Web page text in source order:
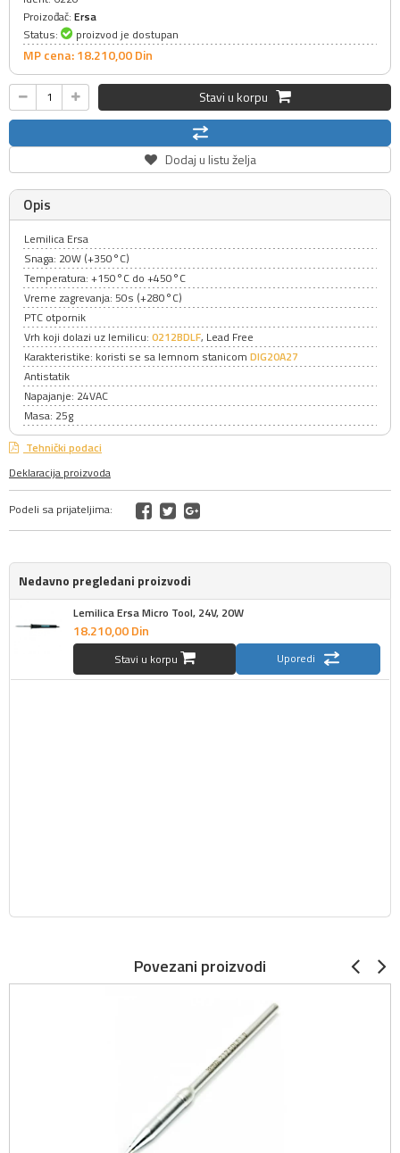
Proizođač: Ersa
Status:
proizvod je dostupan
MP cena: 18.210,00Din
Stavi u korpu
Dodaj u listu želja
Opis
Lemilica Ersa
Snaga: 20W (+350°C)
Temperatura: +150°C do +450°C
Vreme zagrevanja: 50s (+280°C)
PTC otpornik
Vrh koji dolazi uz lemilicu: 0212BDLF, Lead Free
Karakteristike: koristi se sa lemnom stanicom DIG20A27
Antistatik
Napajanje: 24VAC
Masa: 25g
Tehnički podaci
Deklaracija proizvoda
Podeli sa prijateljima:
Nedavno pregledani proizvodi
Lemilica Ersa Micro Tool, 24V, 20W
18.210,00Din
Stavi u korpu Uporedi
Povezani proizvodi